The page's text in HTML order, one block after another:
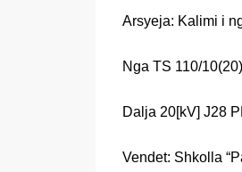
Arsyeja: Kalimi i
Nga TS 110/
Dalja 20[kV] J28
Vendet: Shkolla